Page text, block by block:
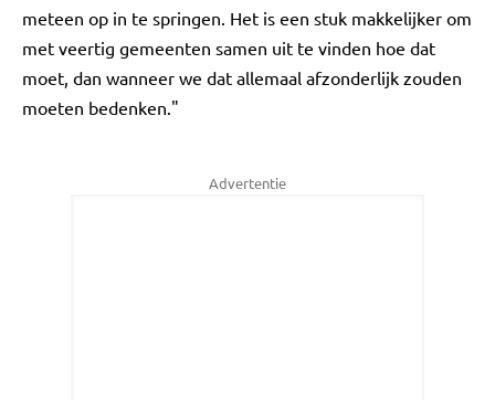
meteen op in te springen. Het is een stuk makkelijker om
met veertig gemeenten samen uit te vinden hoe dat
moet, dan wanneer we dat allemaal afzonderlijk zouden
moeten bedenken."
Advertentie